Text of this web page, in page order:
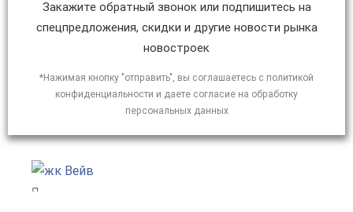
Закажите обратный звонок или подпишитесь на
спецпредложения, скидки и другие новости рынка
новостроек
*Нажимая кнопку "отправить", вы соглашаетесь с политикой
конфиденциальности и даете согласие на обработку
персональных данных